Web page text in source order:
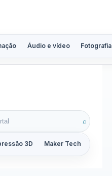
Áudio e vídeo Fotografia
⌕
3D Maker Tech